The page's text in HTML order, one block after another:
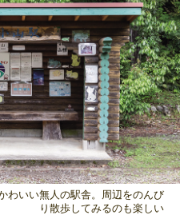
わいい無人の駅舎。周辺をのんび
り散歩してみるのも楽しい